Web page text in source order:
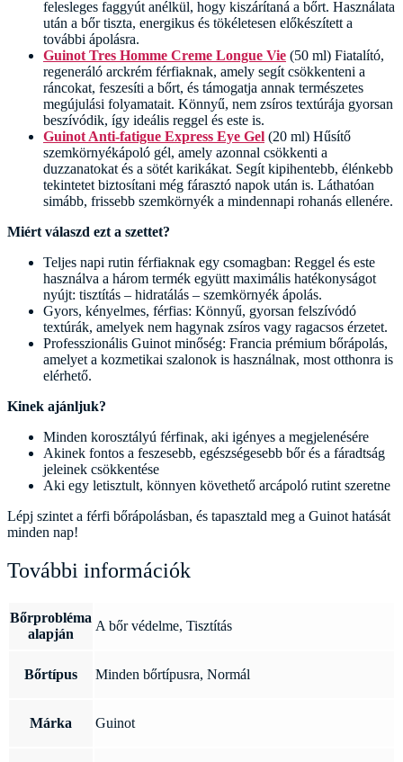
felesleges faggyút anélkül, hogy kiszárítaná a bőrt. Használata
után a bőr tiszta, energikus és tökéletesen előkészített a
további ápolásra.
Guinot Tres Homme Creme Longue Vie (50 ml) Fiatalító,
regeneráló arckrém férfiaknak, amely segít csökkenteni a
ráncokat, feszesíti a bőrt, és támogatja annak természetes
megújulási folyamatait. Könnyű, nem zsíros textúrája gyorsan
beszívódik, így ideális reggel és este is.
Guinot Anti-fatigue Express Eye Gel (20 ml) Hűsítő
szemkörnyékápoló gél, amely azonnal csökkenti a
duzzanatokat és a sötét karikákat. Segít kipihentebb, élénkebb
tekintetet biztosítani még fárasztó napok után is. Láthatóan
simább, frissebb szemkörnyék a mindennapi rohanás ellenére.
Miért válaszd ezt a szettet?
Teljes napi rutin férfiaknak egy csomagban: Reggel és este
használva a három termék együtt maximális hatékonyságot
nyújt: tisztítás – hidratálás – szemkörnyék ápolás.
Gyors, kényelmes, férfias: Könnyű, gyorsan felszívódó
textúrák, amelyek nem hagynak zsíros vagy ragacsos érzetet.
Professzionális Guinot minőség: Francia prémium bőrápolás,
amelyet a kozmetikai szalonok is használnak, most otthonra is
elérhető.
Kinek ajánljuk?
Minden korosztályú férfinak, aki igényes a megjelenésére
Akinek fontos a feszesebb, egészségesebb bőr és a fáradtság
jeleinek csökkentése
Aki egy letisztult, könnyen követhető arcápoló rutint szeretne
Lépj szintet a férfi bőrápolásban, és tapasztald meg a Guinot hatását
minden nap!
További információk
Bőrprobléma
alapján
A bőr védelme, Tisztítás
Bőrtípus Minden bőrtípusra, Normál
Márka Guinot